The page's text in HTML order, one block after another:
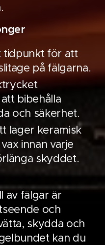
tidpunkt för att
på fälgarna.
bibehålla
och säkerhet.
lager keramisk
innan varje
skyddet.
av fälgar är
och
skydda och
kan du